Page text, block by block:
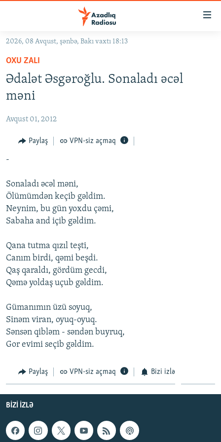
Əsas
qayıt
Əsas
naviqasiyaya
qayıt
#İZAHLA
KORRUPSIOMETR
FƏRQƏ BAX
QANUNI DOĞRU
VIDEO
FOTOQALEREYA
KARIKATURA
RADIO ARXIV
OXU ZALI
İSLAM VƏ DEMOKRATIYA
İZ - MƏDƏNIYYƏT PROQRAMI
HAQQIMIZDA
PEŞƏ ETIKASI VƏ JURNALISTIKA STANDARTLARIMIZ
MATERIALLARIMIZDAN ISTIFADƏ
AZADLIQRADIOSU MOBIL TELEFONUNUZDA
XƏBƏR BÜLLETENLƏRIMIZ
RFE/RL-in bütün saytları
2026, 08 Avqust, şənbə, Bakı vaxtı 18:13
OXU ZALI
Ədalət Əsgəroğlu. Sonaladı əcəl
məni
Avqust 01, 2012
Paylaş VPN-siz açmaq
-
Sonaladı əcəl məni,
Ölümümdən keçib gəldim.
Neynim, bu gün yoxdu çəmi,
Sabaha and içib gəldim.
Qana tutma qızıl teşti,
Canım birdi, qəmi beşdi.
Qaş qaraldı, gördüm gecdi,
Qəmə yoldaş uçub gəldim.
Gümanımın üzü soyuq,
Sinəm viran, oyuq-oyuq.
Sənsən qibləm - səndən buyruq,
Gor evimi seçib gəldim.
Paylaş VPN-siz açmaq Bizi izlə
BIZI IZLƏ